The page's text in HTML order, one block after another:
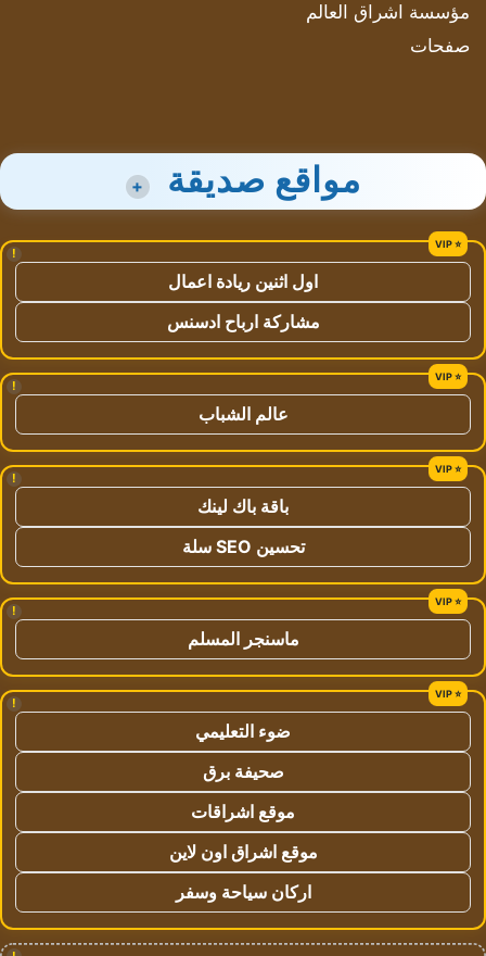
مؤسسة اشراق العالم
صفحات
مواقع صديقة +
!
اول اثنين ريادة اعمال
مشاركة ارباح ادسنس
!
عالم الشباب
!
باقة باك لينك
تحسين SEO سلة
!
ماسنجر المسلم
!
ضوء التعليمي
صحيفة برق
موقع اشراقات
موقع اشراق اون لاين
اركان سياحة وسفر